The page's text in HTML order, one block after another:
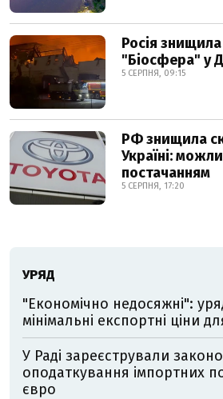
Росія
"Біосфера" у
5 СЕРПНЯ, 09:15
РФ знищила
Україні:
постачанням
5 СЕРПНЯ, 17:20
УРЯД
"Економічно недосяжні":
мінімальні експортні ціни
У Раді зареєстрували
оподаткування імпортних
євро